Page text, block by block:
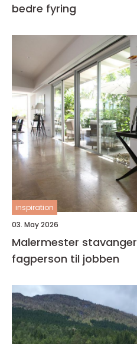
bedre fyring
inspiration
03. May 2026
Malermester stavanger slik finner du riktig
fagperson til jobben